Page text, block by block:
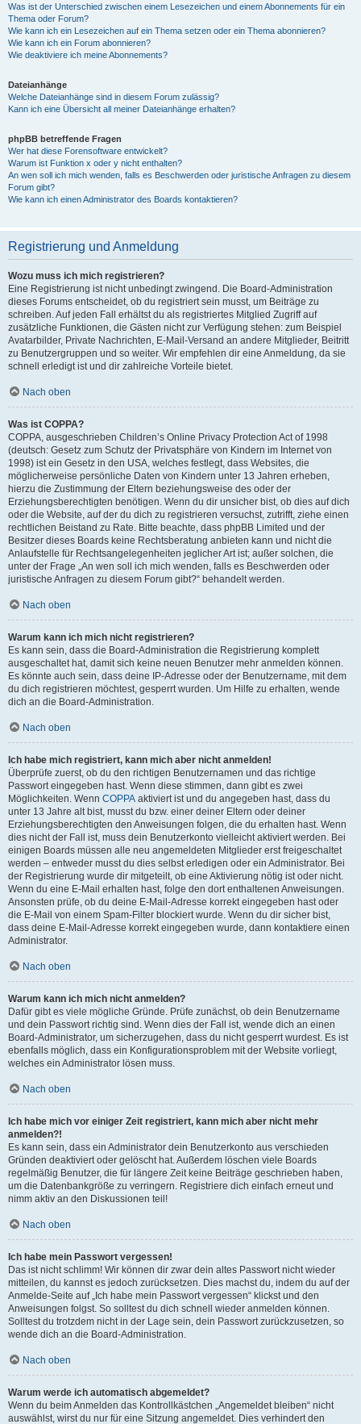
Was ist der Unterschied zwischen einem Lesezeichen und einem Abonnements für ein
Thema oder Forum?
Wie kann ich ein Lesezeichen auf ein Thema setzen oder ein Thema abonnieren?
Wie kann ich ein Forum abonnieren?
Wie deaktiviere ich meine Abonnements?
Dateianhänge
Welche Dateianhänge sind in diesem Forum zulässig?
Kann ich eine Übersicht all meiner Dateianhänge erhalten?
phpBB betreffende Fragen
Wer hat diese Forensoftware entwickelt?
Warum ist Funktion x oder y nicht enthalten?
An wen soll ich mich wenden, falls es Beschwerden oder juristische Anfragen zu diesem
Forum gibt?
Wie kann ich einen Administrator des Boards kontaktieren?
Registrierung und Anmeldung
Wozu muss ich mich registrieren?
Eine Registrierung ist nicht unbedingt zwingend. Die Board-Administration
dieses Forums entscheidet, ob du registriert sein musst, um Beiträge zu
schreiben. Auf jeden Fall erhältst du als registriertes Mitglied Zugriff auf
zusätzliche Funktionen, die Gästen nicht zur Verfügung stehen: zum Beispiel
Avatarbilder, Private Nachrichten, E-Mail-Versand an andere Mitglieder, Beitritt
zu Benutzergruppen und so weiter. Wir empfehlen dir eine Anmeldung, da sie
schnell erledigt ist und dir zahlreiche Vorteile bietet.
Nach oben
Was ist COPPA?
COPPA, ausgeschrieben Children’s Online Privacy Protection Act of 1998
(deutsch: Gesetz zum Schutz der Privatsphäre von Kindern im Internet von
1998) ist ein Gesetz in den USA, welches festlegt, dass Websites, die
möglicherweise persönliche Daten von Kindern unter 13 Jahren erheben,
hierzu die Zustimmung der Eltern beziehungsweise des oder der
Erziehungsberechtigten benötigen. Wenn du dir unsicher bist, ob dies auf dich
oder die Website, auf der du dich zu registrieren versuchst, zutrifft, ziehe einen
rechtlichen Beistand zu Rate. Bitte beachte, dass phpBB Limited und der
Besitzer dieses Boards keine Rechtsberatung anbieten kann und nicht die
Anlaufstelle für Rechtsangelegenheiten jeglicher Art ist; außer solchen, die
unter der Frage „An wen soll ich mich wenden, falls es Beschwerden oder
juristische Anfragen zu diesem Forum gibt?“ behandelt werden.
Nach oben
Warum kann ich mich nicht registrieren?
Es kann sein, dass die Board-Administration die Registrierung komplett
ausgeschaltet hat, damit sich keine neuen Benutzer mehr anmelden können.
Es könnte auch sein, dass deine IP-Adresse oder der Benutzername, mit dem
du dich registrieren möchtest, gesperrt wurden. Um Hilfe zu erhalten, wende
dich an die Board-Administration.
Nach oben
Ich habe mich registriert, kann mich aber nicht anmelden!
Überprüfe zuerst, ob du den richtigen Benutzernamen und das richtige
Passwort eingegeben hast. Wenn diese stimmen, dann gibt es zwei
Möglichkeiten. Wenn COPPA aktiviert ist und du angegeben hast, dass du
unter 13 Jahre alt bist, musst du bzw. einer deiner Eltern oder deiner
Erziehungsberechtigten den Anweisungen folgen, die du erhalten hast. Wenn
dies nicht der Fall ist, muss dein Benutzerkonto vielleicht aktiviert werden. Bei
einigen Boards müssen alle neu angemeldeten Mitglieder erst freigeschaltet
werden – entweder musst du dies selbst erledigen oder ein Administrator. Bei
der Registrierung wurde dir mitgeteilt, ob eine Aktivierung nötig ist oder nicht.
Wenn du eine E-Mail erhalten hast, folge den dort enthaltenen Anweisungen.
Ansonsten prüfe, ob du deine E-Mail-Adresse korrekt eingegeben hast oder
die E-Mail von einem Spam-Filter blockiert wurde. Wenn du dir sicher bist,
dass deine E-Mail-Adresse korrekt eingegeben wurde, dann kontaktiere einen
Administrator.
Nach oben
Warum kann ich mich nicht anmelden?
Dafür gibt es viele mögliche Gründe. Prüfe zunächst, ob dein Benutzername
und dein Passwort richtig sind. Wenn dies der Fall ist, wende dich an einen
Board-Administrator, um sicherzugehen, dass du nicht gesperrt wurdest. Es ist
ebenfalls möglich, dass ein Konfigurationsproblem mit der Website vorliegt,
welches ein Administrator lösen muss.
Nach oben
Ich habe mich vor einiger Zeit registriert, kann mich aber nicht mehr
anmelden?!
Es kann sein, dass ein Administrator dein Benutzerkonto aus verschieden
Gründen deaktiviert oder gelöscht hat. Außerdem löschen viele Boards
regelmäßig Benutzer, die für längere Zeit keine Beiträge geschrieben haben,
um die Datenbankgröße zu verringern. Registriere dich einfach erneut und
nimm aktiv an den Diskussionen teil!
Nach oben
Ich habe mein Passwort vergessen!
Das ist nicht schlimm! Wir können dir zwar dein altes Passwort nicht wieder
mitteilen, du kannst es jedoch zurücksetzen. Dies machst du, indem du auf der
Anmelde-Seite auf „Ich habe mein Passwort vergessen“ klickst und den
Anweisungen folgst. So solltest du dich schnell wieder anmelden können.
Solltest du trotzdem nicht in der Lage sein, dein Passwort zurückzusetzen, so
wende dich an die Board-Administration.
Nach oben
Warum werde ich automatisch abgemeldet?
Wenn du beim Anmelden das Kontrollkästchen „Angemeldet bleiben“ nicht
auswählst, wirst du nur für eine Sitzung angemeldet. Dies verhindert den